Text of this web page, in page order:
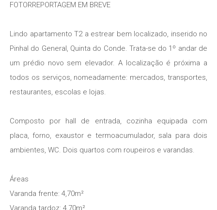
FOTORREPORTAGEM EM BREVE
Lindo apartamento T2 a estrear bem localizado, inserido no
Pinhal do General, Quinta do Conde. Trata-se do 1º andar de
um prédio novo sem elevador. A localização é próxima a
todos os serviços, nomeadamente: mercados, transportes,
restaurantes, escolas e lojas.
Composto por hall de entrada, cozinha equipada com
placa, forno, exaustor e termoacumulador, sala para dois
ambientes, WC. Dois quartos com roupeiros e varandas.
Áreas
Varanda frente: 4,70m²
Varanda tardoz: 4,70m²